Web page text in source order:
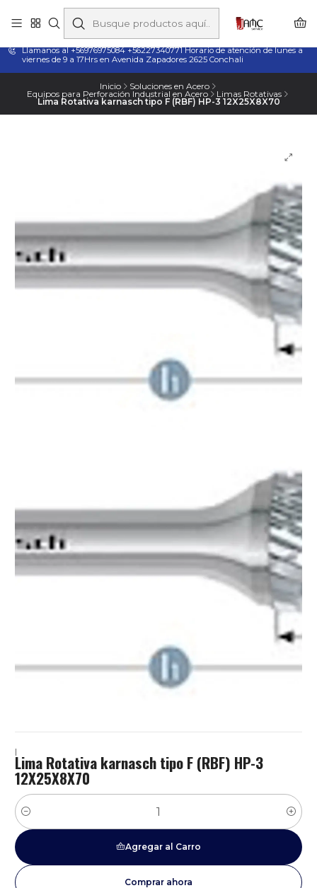
Taladros Magnéticos en Chile | Venta, Arriendo y Servicio
Técnico
Llamanos al +56976975084 +56227340771 Horario de atención de lunes a
viernes de 9 a 17Hrs en Avenida Zapadores 2625 Conchali
Inicio Soluciones en Acero
Equipos para Perforación Industrial en Acero Limas Rotativas
Lima Rotativa karnasch tipo F (RBF) HP-3 12X25X8X70
|
Lima Rotativa karnasch tipo F (RBF) HP-3
12X25X8X70
Cantidad
Agregar al Carro
Comprar ahora